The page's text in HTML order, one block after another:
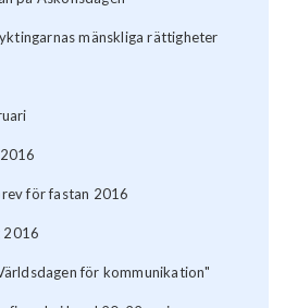
mänskliga rättigheter
för fastan 2016
2016
för kommunikation"